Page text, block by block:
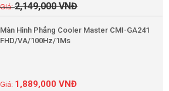
2,149,000VNĐ
Màn Hình Phẳng Cooler Master CMI-GA241
FHD/VA/100Hz/1Ms
1,889,000VNĐ